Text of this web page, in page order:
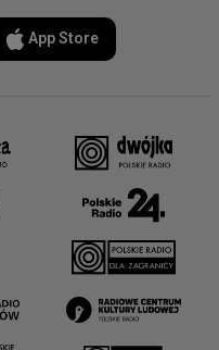
App Store